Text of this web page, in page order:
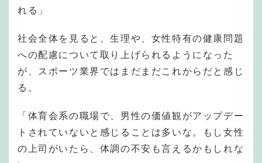
れる」
社会全体を見ると、生理や、女性特有の健康問題
への配慮について取り上げられるようになった
が、スポーツ業界ではまだまだこれからだと感じ
る。
「体育会系の職場で、男性の価値観がアップデー
トされていないと感じることは多いな。もし女性
の上司がいたら、体調の不安も言えるかもしれな